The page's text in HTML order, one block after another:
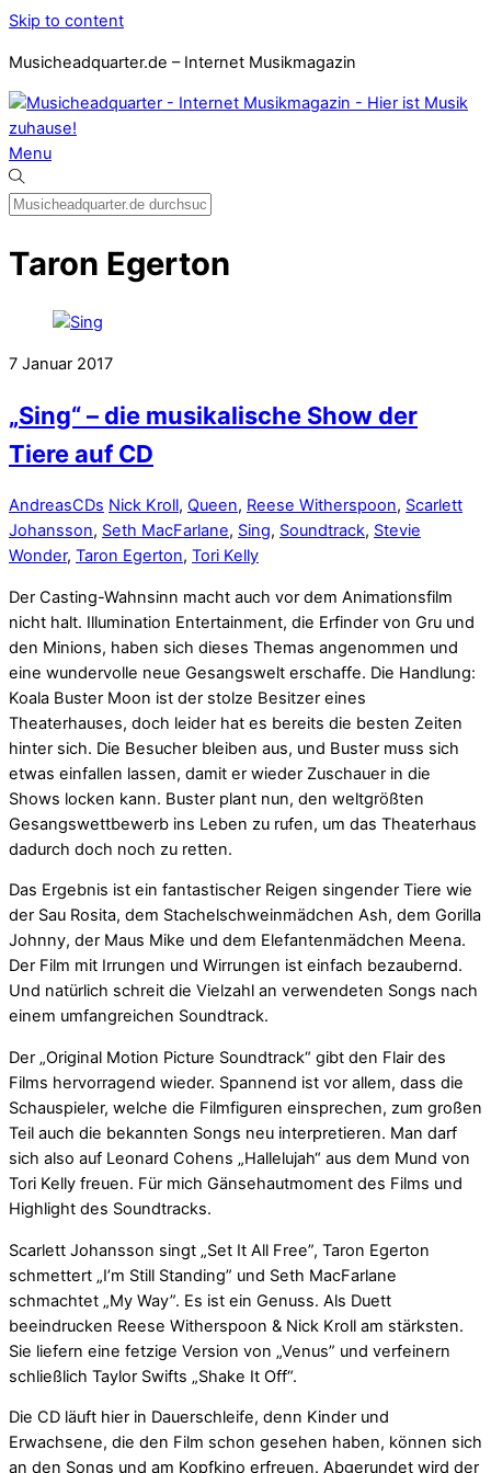
Skip to content
Musicheadquarter.de – Internet Musikmagazin
Menu
Taron Egerton
7 Januar 2017
„Sing“ – die musikalische Show der
Tiere auf CD
AndreasCDs Nick Kroll, Queen, Reese Witherspoon, Scarlett
Johansson, Seth MacFarlane, Sing, Soundtrack, Stevie
Wonder, Taron Egerton, Tori Kelly
Der Casting-Wahnsinn macht auch vor dem Animationsfilm
nicht halt. Illumination Entertainment, die Erfinder von Gru und
den Minions, haben sich dieses Themas angenommen und
eine wundervolle neue Gesangswelt erschaffe. Die Handlung:
Koala Buster Moon ist der stolze Besitzer eines
Theaterhauses, doch leider hat es bereits die besten Zeiten
hinter sich. Die Besucher bleiben aus, und Buster muss sich
etwas einfallen lassen, damit er wieder Zuschauer in die
Shows locken kann. Buster plant nun, den weltgrößten
Gesangswettbewerb ins Leben zu rufen, um das Theaterhaus
dadurch doch noch zu retten.
Das Ergebnis ist ein fantastischer Reigen singender Tiere wie
der Sau Rosita, dem Stachelschweinmädchen Ash, dem Gorilla
Johnny, der Maus Mike und dem Elefantenmädchen Meena.
Der Film mit Irrungen und Wirrungen ist einfach bezaubernd.
Und natürlich schreit die Vielzahl an verwendeten Songs nach
einem umfangreichen Soundtrack.
Der „Original Motion Picture Soundtrack“ gibt den Flair des
Films hervorragend wieder. Spannend ist vor allem, dass die
Schauspieler, welche die Filmfiguren einsprechen, zum großen
Teil auch die bekannten Songs neu interpretieren. Man darf
sich also auf Leonard Cohens „Hallelujah“ aus dem Mund von
Tori Kelly freuen. Für mich Gänsehautmoment des Films und
Highlight des Soundtracks.
Scarlett Johansson singt „Set It All Free”, Taron Egerton
schmettert „I’m Still Standing” und Seth MacFarlane
schmachtet „My Way”. Es ist ein Genuss. Als Duett
beeindrucken Reese Witherspoon & Nick Kroll am stärksten.
Sie liefern eine fetzige Version von „Venus” und verfeinern
schließlich Taylor Swifts „Shake It Off“.
Die CD läuft hier in Dauerschleife, denn Kinder und
Erwachsene, die den Film schon gesehen haben, können sich
an den Songs und am Kopfkino erfreuen. Abgerundet wird der